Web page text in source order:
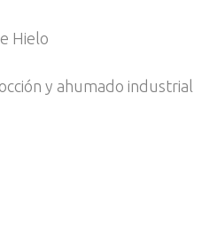
Hielo
y ahumado industrial